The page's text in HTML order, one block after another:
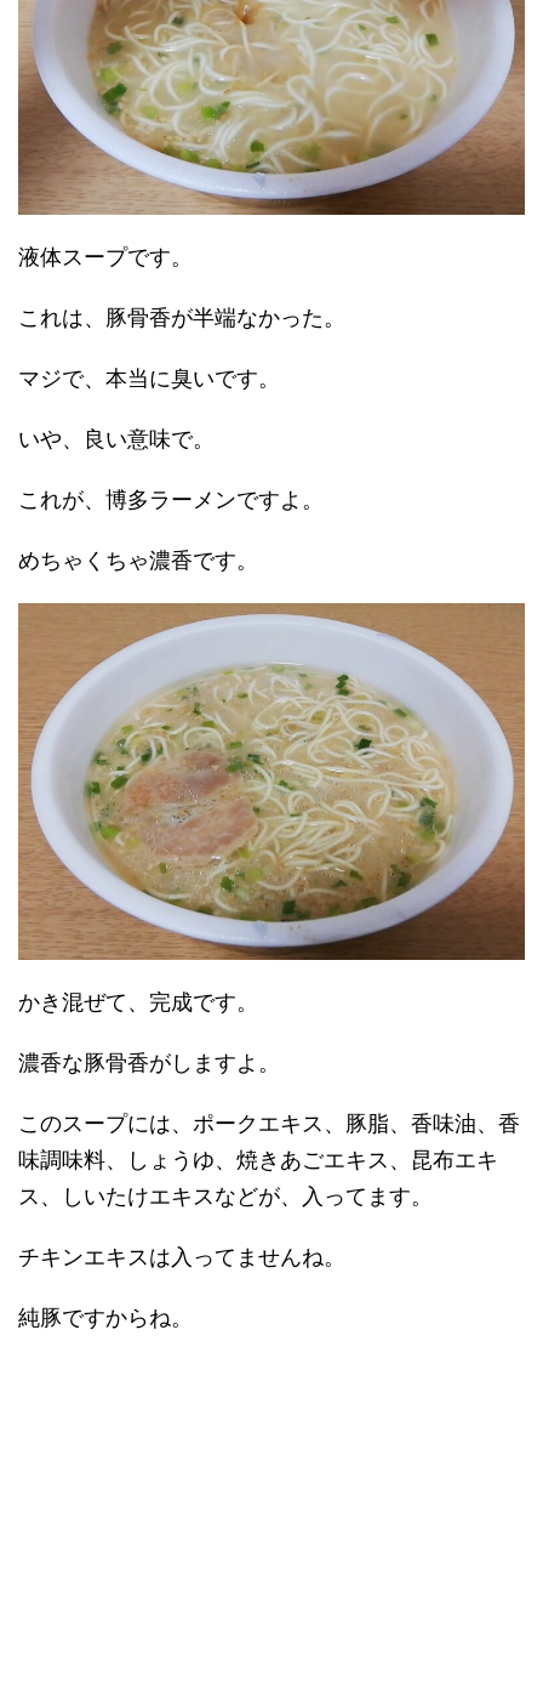
液体スープです。
これは、豚骨香が半端なかった。
マジで、本当に臭いです。
いや、良い意味で。
これが、博多ラーメンですよ。
めちゃくちゃ濃香です。
かき混ぜて、完成です。
濃香な豚骨香がしますよ。
このスープには、ポークエキス、豚脂、香味油、香
味調味料、しょうゆ、焼きあごエキス、昆布エキ
ス、しいたけエキスなどが、入ってます。
チキンエキスは入ってませんね。
純豚ですからね。